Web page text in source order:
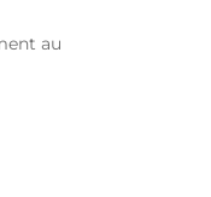
au